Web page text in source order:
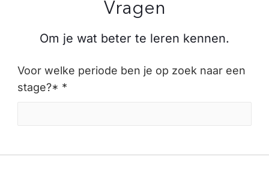
Vragen
Om je wat beter te leren kennen.
Voor welke periode ben je op zoek naar een
stage?* *